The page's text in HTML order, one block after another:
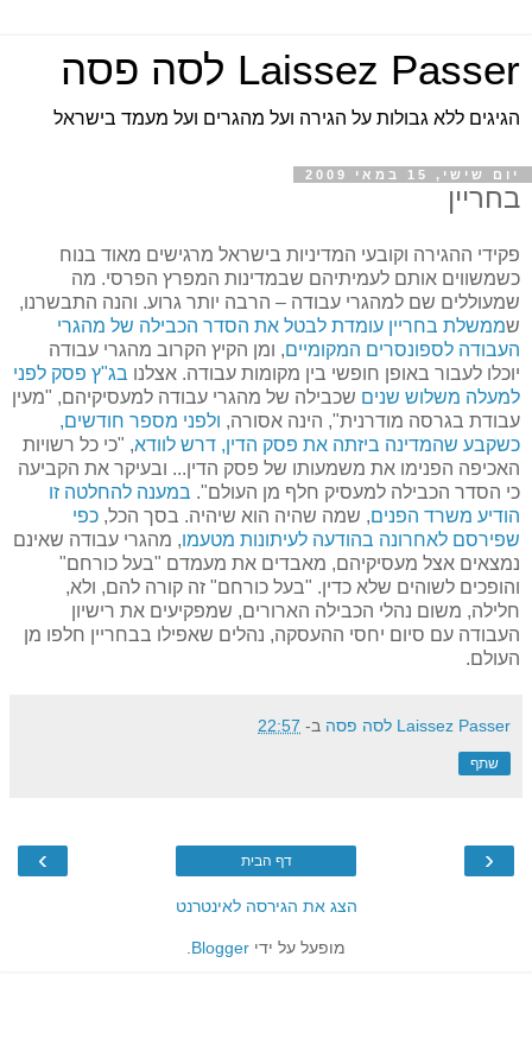
Laissez Passer לסה פסה
הגיגים ללא גבולות על הגירה ועל מהגרים ועל מעמד בישראל
יום שישי, 15 במאי 2009
בחריין
פקידי ההגירה וקובעי המדיניות בישראל מרגישים מאוד בנוח
כשמשווים אותם לעמיתיהם שבמדינות המפרץ הפרסי. מה
שמעוללים שם למהגרי עבודה – הרבה יותר גרוע. והנה התבשרנו,
שממשלת בחריין עומדת לבטל את הסדר הכבילה של מהגרי
העבודה לספונסרים המקומיים, ומן הקיץ הקרוב מהגרי עבודה
יוכלו לעבור באופן חופשי בין מקומות עבודה. אצלנו בג"ץ פסק לפני
למעלה משלוש שנים שכבילה של מהגרי עבודה למעסיקיהם, "מעין
עבודת בגרסה מודרנית", הינה אסורה, ולפני מספר חודשים,
כשקבע שהמדינה ביזתה את פסק הדין, דרש לוודא, "כי כל רשויות
האכיפה הפנימו את משמעותו של פסק הדין... ובעיקר את הקביעה
כי הסדר הכבילה למעסיק חלף מן העולם". במענה להחלטה זו
הודיע משרד הפנים, שמה שהיה הוא שיהיה. בסך הכל, כפי
שפירסם לאחרונה בהודעה לעיתונות מטעמו, מהגרי עבודה שאינם
נמצאים אצל מעסיקיהם, מאבדים את מעמדם "בעל כורחם"
והופכים לשוהים שלא כדין. "בעל כורחם" זה קורה להם, ולא,
חלילה, משום נהלי הכבילה הארורים, שמפקיעים את רישיון
העבודה עם סיום יחסי ההעסקה, נהלים שאפילו בבחריין חלפו מן
העולם.
Laissez Passer לסה פסה ב- 22:57
שתף
‹
› דף הבית
הצג את הגירסה לאינטרנט
מופעל על ידי Blogger